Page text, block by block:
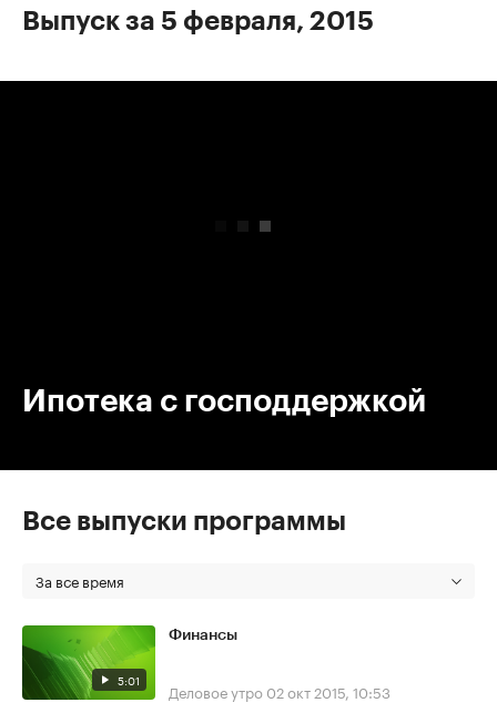
Выпуск за 5 февраля, 2015
Ипотека с господдержкой
Все выпуски программы
За все время
5:01
Финансы
Деловое утро 02 окт 2015, 10:53